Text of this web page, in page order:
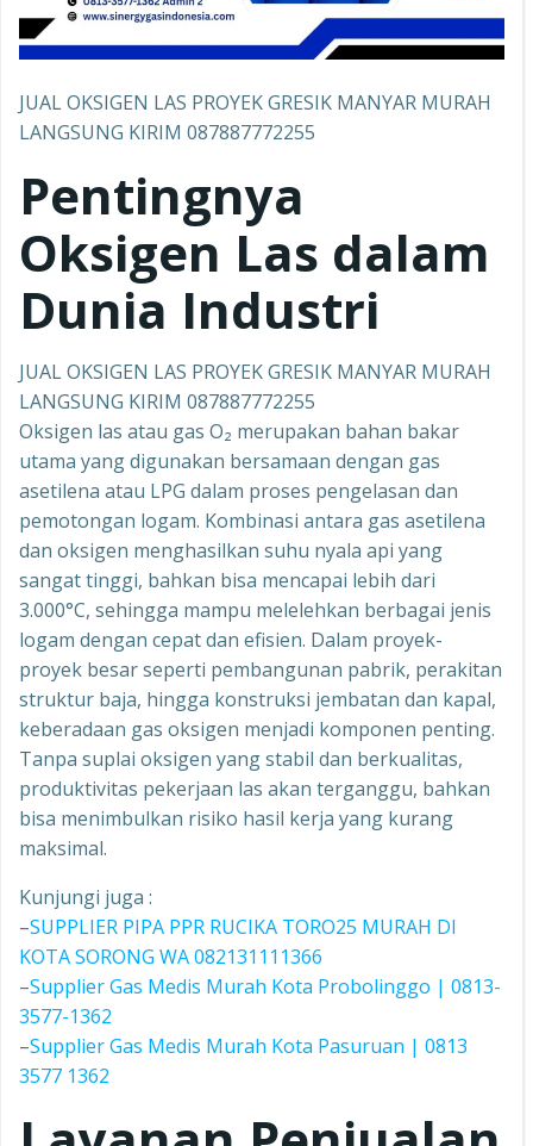
JUAL OKSIGEN LAS PROYEK GRESIK MANYAR MURAH
LANGSUNG KIRIM 087887772255
Pentingnya
Oksigen Las dalam
Dunia Industri
JUAL OKSIGEN LAS PROYEK GRESIK MANYAR MURAH
LANGSUNG KIRIM 087887772255
Oksigen las atau gas O₂ merupakan bahan bakar
utama yang digunakan bersamaan dengan gas
asetilena atau LPG dalam proses pengelasan dan
pemotongan logam. Kombinasi antara gas asetilena
dan oksigen menghasilkan suhu nyala api yang
sangat tinggi, bahkan bisa mencapai lebih dari
3.000°C, sehingga mampu melelehkan berbagai jenis
logam dengan cepat dan efisien. Dalam proyek-
proyek besar seperti pembangunan pabrik, perakitan
struktur baja, hingga konstruksi jembatan dan kapal,
keberadaan gas oksigen menjadi komponen penting.
Tanpa suplai oksigen yang stabil dan berkualitas,
produktivitas pekerjaan las akan terganggu, bahkan
bisa menimbulkan risiko hasil kerja yang kurang
maksimal.
Kunjungi juga :
–SUPPLIER PIPA PPR RUCIKA TORO25 MURAH DI
KOTA SORONG WA 082131111366
–Supplier Gas Medis Murah Kota Probolinggo | 0813-
3577-1362
–Supplier Gas Medis Murah Kota Pasuruan | 0813
3577 1362